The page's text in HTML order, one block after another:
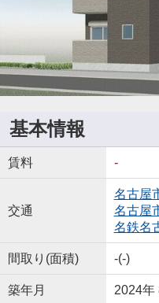
基本情報
賃料 -
交通
名古屋
名古屋
名鉄名
間取り(面積) -(-)
築年月 2024年